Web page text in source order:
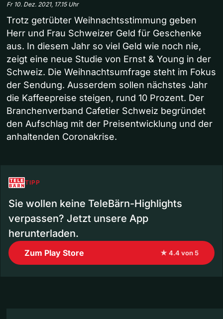
Fr 10. Dez. 2021, 17.15 Uhr
Trotz getrübter Weihnachtsstimmung geben
Herr und Frau Schweizer Geld für Geschenke
aus. In diesem Jahr so viel Geld wie noch nie,
zeigt eine neue Studie von Ernst & Young in der
Schweiz. Die Weihnachtsumfrage steht im Fokus
der Sendung. Ausserdem sollen nächstes Jahr
die Kaffeepreise steigen, rund 10 Prozent. Der
Branchenverband Cafetier Schweiz begründet
den Aufschlag mit der Preisentwicklung und der
anhaltenden Coronakrise.
TIPP
Sie wollen keine TeleBärn-Highlights
verpassen? Jetzt unsere App
herunterladen.
Zum Play Store ★ 4.4 von 5